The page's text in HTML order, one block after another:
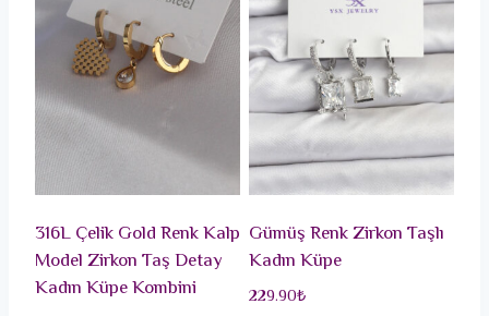
316L Çelik Gold Renk Kalp
Model Zirkon Taş Detay
Kadın Küpe Kombini
Gümüş Renk Zirkon Taşlı
Kadın Küpe
229.90₺